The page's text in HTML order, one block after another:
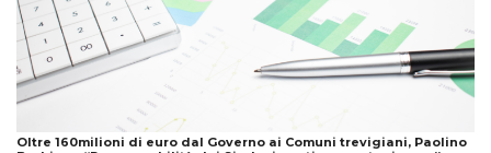
Oltre 160milioni di euro dal Governo ai Comuni trevigiani, Paolino